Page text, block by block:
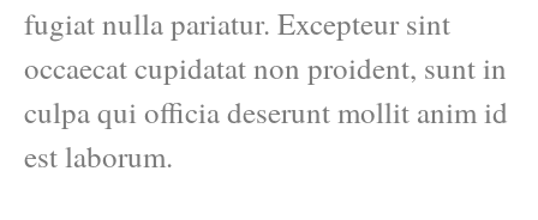
fugiat nulla pariatur. Excepteur sint
occaecat cupidatat non proident, sunt in
culpa qui officia deserunt mollit anim id
est laborum.